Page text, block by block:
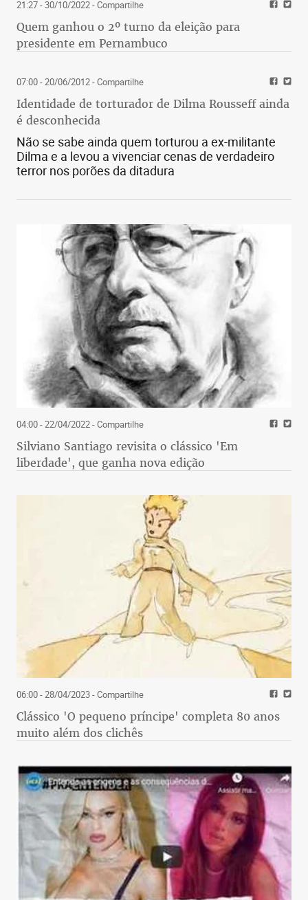
21:27 - 30/10/2022- Compartilhe
Quem ganhou o 2º turno da eleição para
presidente em Pernambuco
07:00 - 20/06/2012- Compartilhe
Identidade de torturador de Dilma Rousseff ainda
é desconhecida
Não se sabe ainda quem torturou a ex-militante
Dilma e a levou a vivenciar cenas de verdadeiro
terror nos porões da ditadura
04:00 - 22/04/2022- Compartilhe
Silviano Santiago revisita o clássico 'Em
liberdade', que ganha nova edição
06:00 - 28/04/2023- Compartilhe
Clássico 'O pequeno príncipe' completa 80 anos
muito além dos clichês